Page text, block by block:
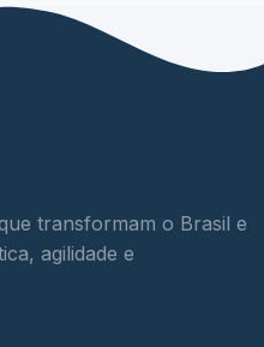
transformam o Brasil e
agilidade e